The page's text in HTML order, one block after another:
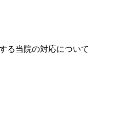
る当院の対応について